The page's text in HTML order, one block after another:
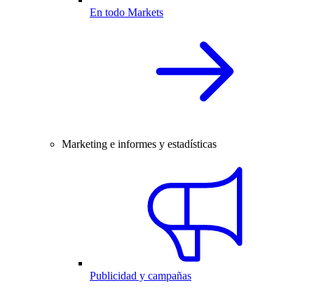
En todo Markets
Marketing e informes y estadísticas
Publicidad y campañas